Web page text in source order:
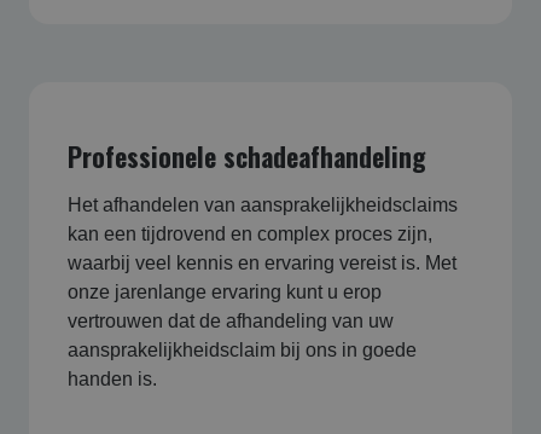
Professionele schadeafhandeling
Het afhandelen van aansprakelijkheidsclaims
kan een tijdrovend en complex proces zijn,
waarbij veel kennis en ervaring vereist is. Met
onze jarenlange ervaring kunt u erop
vertrouwen dat de afhandeling van uw
aansprakelijkheidsclaim bij ons in goede
handen is.